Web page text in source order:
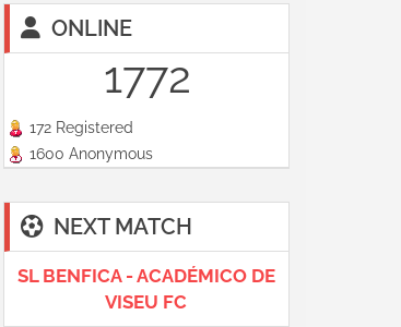
ONLINE
1772
172 Registered
1600 Anonymous
NEXT MATCH
SL BENFICA - ACADÉMICO DE
VISEU FC